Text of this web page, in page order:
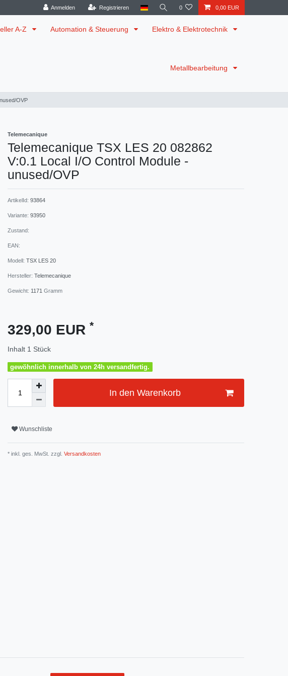
Anmelden Registrieren 0 0,00 EUR
A-Z Automation & Steuerung Elektro & Elektrotechnik
Metallbearbeitung
OVP
Telemecanique
Telemecanique TSX LES 20 082862
V:0.1 Local I/O Control Module -
unused/OVP
ArtikelId: 93864
Variante: 93950
Zustand:
EAN:
Modell: TSX LES 20
Hersteller: Telemecanique
Gewicht: 1171 Gramm
329,00 EUR *
Inhalt 1 Stück
gewöhnlich innerhalb von 24h versandfertig.
In den Warenkorb
Wunschliste
* inkl. ges. MwSt. zzgl. Versandkosten